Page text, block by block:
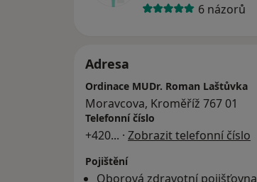
6 názorů
Adresa
Ordinace MUDr. Roman Laštůvka
Moravcova, Kroměříž 767 01
Telefonní číslo
+420... · Zobrazit telefonní číslo
Pojištění
Oborová zdravotní pojišťovna